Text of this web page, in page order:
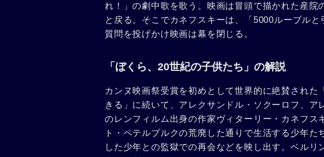
れ！」の劇中歌を歌う。映画は冒頭で描かれた産院
と戻る。そこでカネフスキーは、「5000ルーブル
質問を投げかけ映画は幕を閉じる。
「ぼくら、20世紀の子供たち」の解説
カンヌ映画祭受賞を初めとして世界的に絶賛された
きる」に続いて、アレクサンドル・ソクーロフ、ア
のレンフィルム出身の作家ヴィターリー・カネフス
ト・ペテルブルクの荒廃した通りで生活する少年
した少年との監獄での再会などを映し出す。ベル